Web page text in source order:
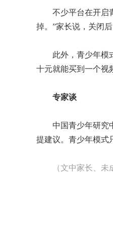
不少平台在开启青
掉。”家长说，关闭
此外，青少年模式
十元就能买到一个视
专家谈
中国青少年研究中
提建议。青少年模式
（文中家长、未